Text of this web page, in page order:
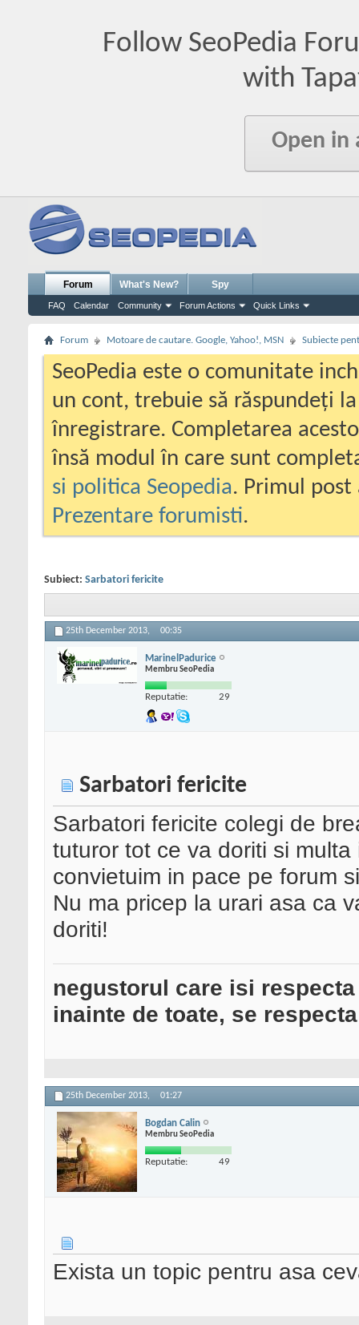
Follow SeoPedia
with
Open in
Forum
FAQ Calendar Community Forum Actions Quick Links
What's New? Spy
Forum Motoare de cautare. Google, Yahoo!, MSN Subiecte
SeoPedia este o comunitate
un cont, trebuie să răspundeți
înregistrare. Completarea
însă modul în care sunt
si politica Seopedia. Primul
Prezentare forumisti.
Subiect: Sarbatori fericite
25th December 2013, 00:35
MarinelPadurice
Membru SeoPedia
Reputatie: 29
Sarbatori fericite
Sarbatori fericite colegi de
tuturor tot ce va doriti si
convietuim in pace pe forum
Nu ma pricep la urari asa ca
doriti!
negustorul care isi
inainte de toate, se
25th December 2013, 01:27
Bogdan Calin
Membru SeoPedia
Reputatie: 49
Exista un topic pentru asa